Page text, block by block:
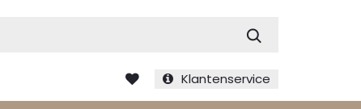
Klantenservice